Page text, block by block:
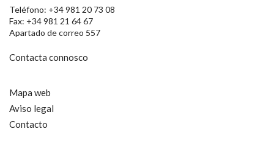
Teléfono: +34 981 20 73 08
Fax: +34 981 21 64 67
Apartado de correo 557
Contacta connosco
Mapa web
Aviso legal
Contacto